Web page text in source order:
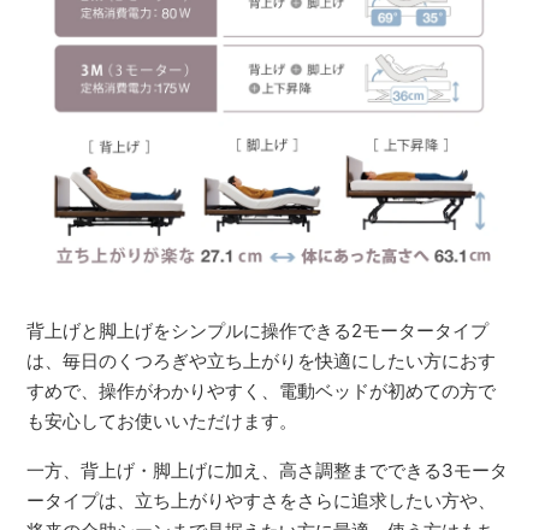
背上げと脚上げをシンプルに操作できる2モータータイプ
は、毎日のくつろぎや立ち上がりを快適にしたい方におす
すめで、操作がわかりやすく、電動ベッドが初めての方で
も安心してお使いいただけます。
一方、背上げ・脚上げに加え、高さ調整までできる3モータ
ータイプは、立ち上がりやすさをさらに追求したい方や、